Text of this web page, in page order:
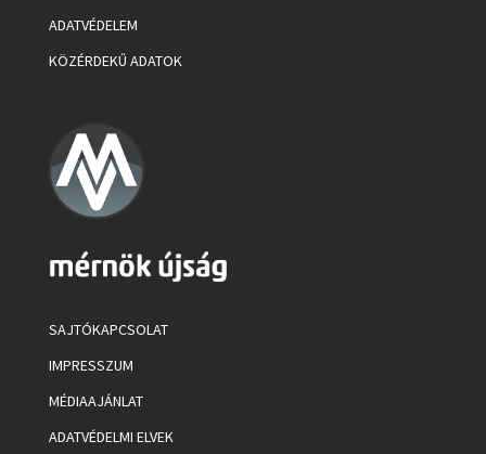
ADATVÉDELEM
KÖZÉRDEKŰ ADATOK
SAJTÓKAPCSOLAT
IMPRESSZUM
MÉDIAAJÁNLAT
ADATVÉDELMI ELVEK